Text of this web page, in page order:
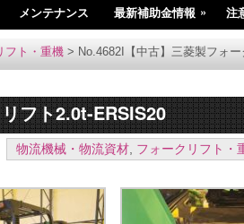
メンテナンス 最新補助金情報 » 注
フト・重機 > No.4682I【中古】三菱製フォ
フト2.0t-ERSIS20
物流機械・物流資材, フォークリフト・